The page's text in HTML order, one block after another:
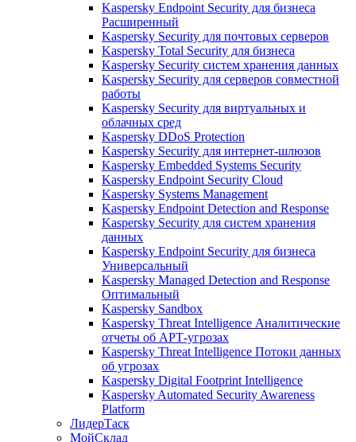
Kaspersky Endpoint Security для бизнеса
Расширенный
Kaspersky Security для почтовых серверов
Kaspersky Total Security для бизнеса
Kaspersky Security систем хранения данных
Kaspersky Security для серверов совместной
работы
Kaspersky Security для виртуальных и
облачных сред
Kaspersky DDoS Protection
Kaspersky Security для интернет-шлюзов
Kaspersky Embedded Systems Security
Kaspersky Endpoint Security Cloud
Kaspersky Systems Management
Kaspersky Endpoint Detection and Response
Kaspersky Security для систем хранения
данных
Kaspersky Endpoint Security для бизнеса
Универсальный
Kaspersky Managed Detection and Response
Оптимальный
Kaspersky Sandbox
Kaspersky Threat Intelligence Аналитические
отчеты об АРТ-угрозах
Kaspersky Threat Intelligence Потоки данных
об угрозах
Kaspersky Digital Footprint Intelligence
Kaspersky Automated Security Awareness
Platform
ЛидерТаск
МойСклад